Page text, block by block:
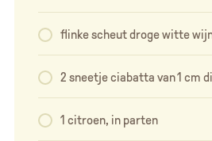
flinke scheut droge witte
2 sneetje ciabatta van 1 cm
1 citroen, in parten